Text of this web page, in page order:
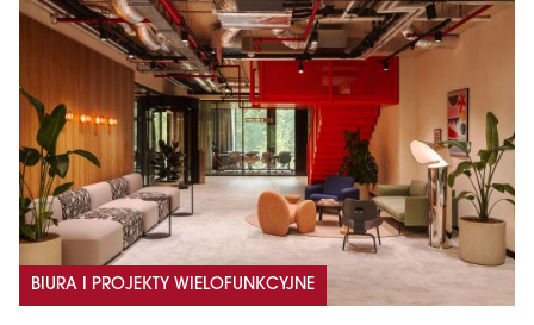
BIURA I PROJEKTY WIELOFUNKCYJNE